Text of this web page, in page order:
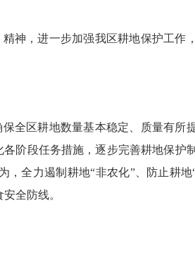
精神，进一步加强我区耕地保护工作
全区耕地数量基本稳定、质量有所提
阶段任务措施，逐步完善耕地保护
全力遏制耕地“非农化”、防止耕地
全防线。